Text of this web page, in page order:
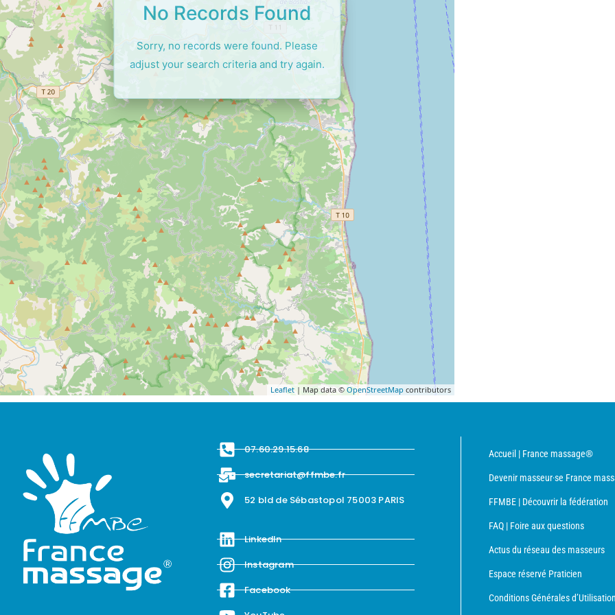
Leaflet | Map data © OpenStreetMap contributors
No Records Found
Sorry, no records were found. Please
adjust your search criteria and try again.
07.60.29.15.68
secretariat@ffmbe.fr
52 bld de Sébastopol 75003 PARIS
LinkedIn
Instagram
Facebook
Accueil | France massage®
Devenir masseur·se France
FFMBE | Découvrir la fédération
FAQ | Foire aux questions
Actus du réseau des masseurs
Espace réservé Praticien
Conditions Générales d’Utilisation